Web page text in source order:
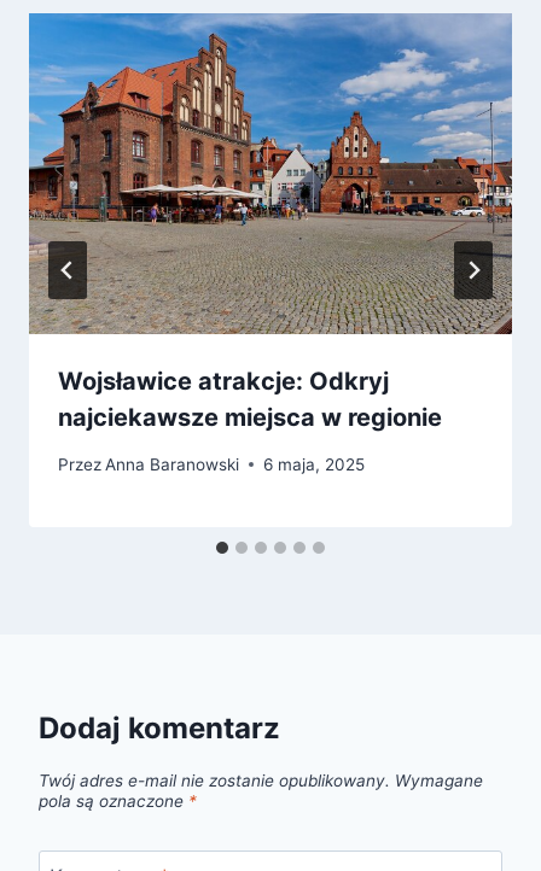
Wojsławice atrakcje: Odkryj
najciekawsze miejsca w regionie
PrzezAnna Baranowski 6 maja, 2025
Dodaj komentarz
Twój adres e-mail nie zostanie opublikowany. Wymagane
pola są oznaczone *